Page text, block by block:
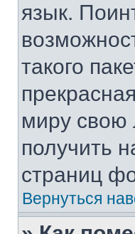
язык.
такого
миру
получить
страниц
Вернуться